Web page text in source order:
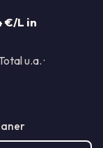
€/L in
u.a. ·